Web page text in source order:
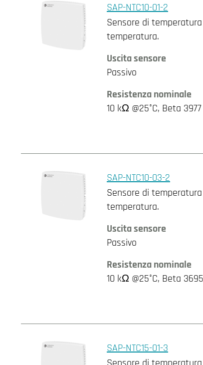
SAP-NTC10-01-2
Sensore di
temperatura.
Uscita sensore
Passivo
Resistenza nominale
10 kΩ @25°C, Beta 3977
SAP-NTC10-03-2
Sensore di
temperatura.
Uscita sensore
Passivo
Resistenza nominale
10 kΩ @25°C, Beta 3695
SAP-NTC15-01-3